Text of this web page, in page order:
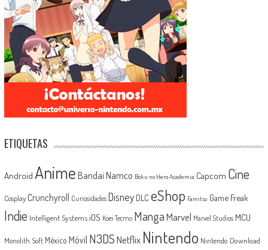
ETIQUETAS
Android Anime Bandai Namco Boku no Hero Academia Capcom Cine
Cosplay Crunchyroll Curiosidades Disney DLC eShop Famitsu Game Freak
Indie Intelligent Systems iOS Koei Tecmo MangaMarvel Marvel Studios MCU
Monolith Soft México Móvil N3DSNetflix Nintendo Nintendo Download